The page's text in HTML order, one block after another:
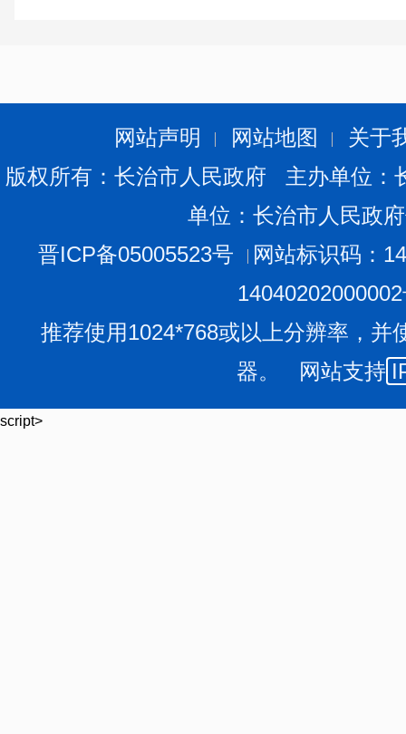
网站声明 网站地图
关于
版权所有：长治市人民政府 主办单位
单位：长治市人民政
晋ICP备05005523号
网站标识码：
推荐使用1024*768或以上分辨率，并
器。 网站支持
script>